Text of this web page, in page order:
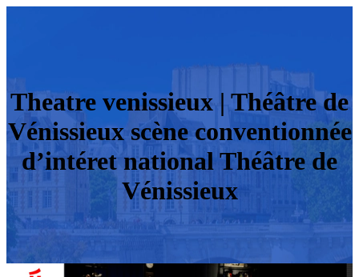
Theatre venissieux | Théâtre de
Vénissieux scène con­ven­tionnée
d’intéret national Théâtre de
Vénissieux